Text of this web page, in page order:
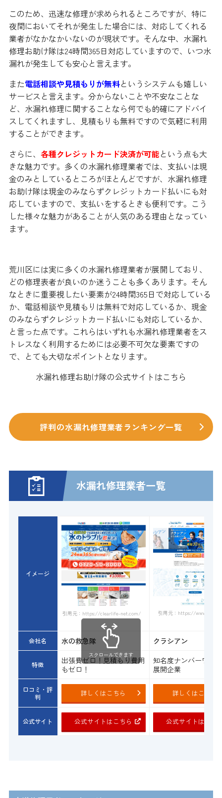
このため、迅速な修理が求められるところですが、特に
夜間においてそれが発生した場合には、対応してくれる
業者がなかなかいないのが現状です。そんな中、水漏れ
修理お助け隊は24時間365日対応していますので、いつ水
漏れが発生しても安心と言えます。
また電話相談や見積もりが無料というシステムも嬉しい
サービスと言えます。分からないことや不安なことな
ど、水漏れ修理に関することなら何でも的確にアドバイ
スしてくれますし、見積もりも無料ですので気軽に利用
することができます。
さらに、 各種クレジットカード決済が可能という点も大
きな魅力です。多くの水漏れ修理業者では、支払いは現
金のみとしているところがほとんどですが、水漏れ修理
お助け隊は現金のみならずクレジットカード払いにも対
応していますので、支払いをするときも便利です。こう
した様々な魅力があることが人気のある理由となってい
ます。
荒川区には実に多くの水漏れ修理業者が展開しており、
どの修理表者が良いのか迷うことも多くあります。そん
なときに重要視したい要素が24時間365日で対応している
か、電話相談や見積もりは無料で対応しているか、現金
のみならずクレジットカード払いにも対応しているか、
と言った点です。これらはいずれも水漏れ修理業者をス
トレスなく利用するためには必要不可欠な要素ですの
で、とても大切なポイントとなります。
水漏れ修理お助け隊の公式サイトはこちら
評判の水漏れ修理業者ランキング一覧
水漏れ修理業者一覧
イメージ
引用元：https://clearlife-net.com/ 引用元：https://
会社名 水の救急隊 クラシアン
特徴
出張費ゼロ！見積もり費用
もゼロ！
知名度ナンバーワン
展開企業
口コミ・評
判
詳しくはこちら 詳しくはこちら
公式サイト 公式サイトはこちら 公式サイトはこち
スクロールできます